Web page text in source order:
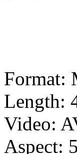
Format:
Length:
Video:
Aspect: